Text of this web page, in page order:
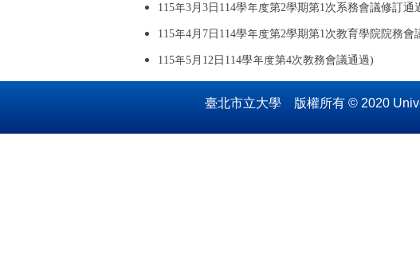
115年3月3日114學年度第2學期第1次系務會議修訂通
115年4月7日114學年度第2學期第1次教育學院院務會
115年5月12日114學年度第4次教務會議通過)
臺北市立大學 版權所有 © 2020